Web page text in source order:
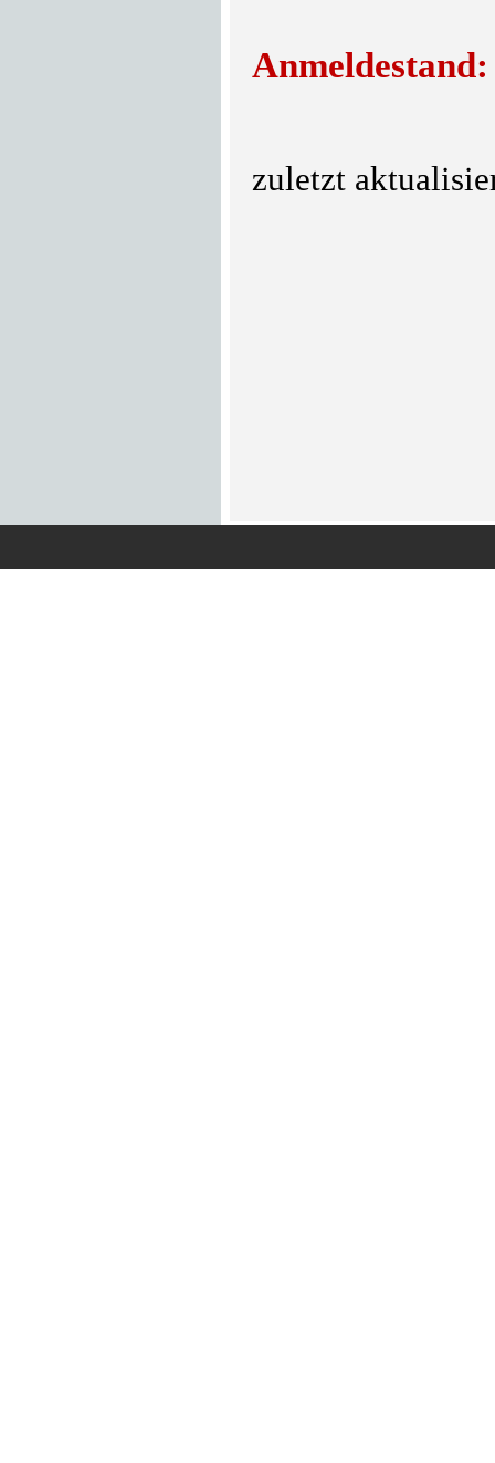
zuletzt